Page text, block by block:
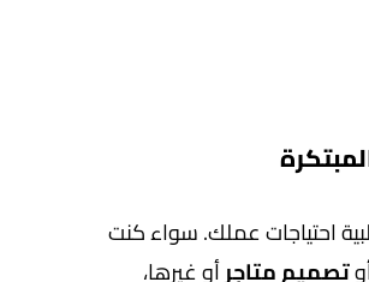
احتياجات عملك. سواء كنت
تصميم متاجرأو غيرها،